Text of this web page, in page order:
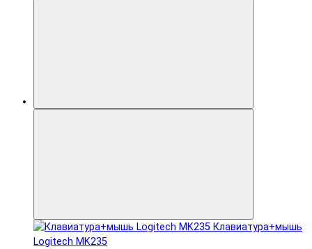
Клавиатура+мышь
Logitech MK235